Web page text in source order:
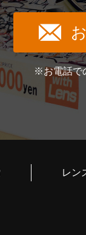
※お電話で
レン